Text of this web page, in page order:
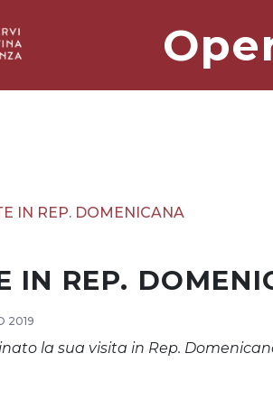
IN REP. DOMENICANA
IN REP.
2019
la sua visita in Rep.